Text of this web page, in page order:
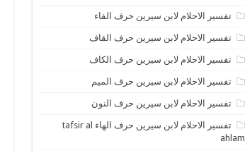
تفسير الاحلام لابن سيرين حرف الفاء
تفسير الاحلام لابن سيرين حرف القاف
تفسير الاحلام لابن سيرين حرف الكاف
تفسير الاحلام لابن سيرين حرف الميم
تفسير الاحلام لابن سيرين حرف النون
تفسير الاحلام لابن سيرين حرف الهاء tafsir al
ahlam